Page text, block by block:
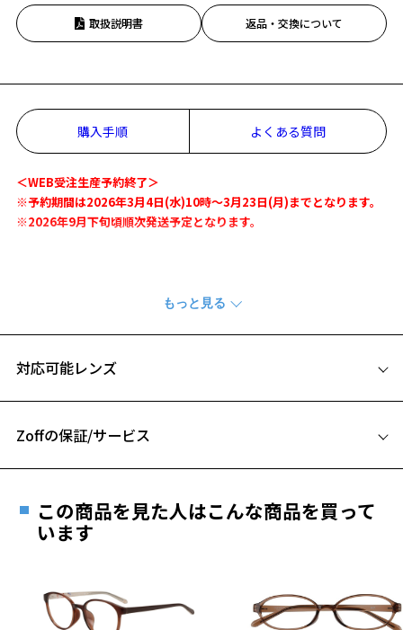
お気に入りに追加済です。
取扱説明書 返品・交換について
購入手順 よくある質問
＜WEB受注生産予約終了＞
※予約期間は2026年3月4日(水)10時～3月23日(月)までとなります。
※2026年9月下旬頃順次発送予定となります。
大人気VTuberグループ「にじさんじ」から、【葛葉】と【ローレン・
2名が身に着けているものやモチーフ、イメージカラーを取り入れたメ
ガネ・サングラスに加え、Zoff限定の撮り下ろしビジュアルを使用し
たメガネ拭きやアクリルメガネスタンドなど、魅力的なグッズも多数
ラインアップ。
大判メガネ拭き
にもおすすめ。
両面仕様です。
【素材】
ポリエステル70%
対応可能レンズ
フレームとレンズの合計料金を知りたい方へ
Zoffの保証/サービス
Zoffならではの安心サポート
商品不良により生じた破損等の不具合は、お渡し
この商品を見た人はこんな商品を買って
います